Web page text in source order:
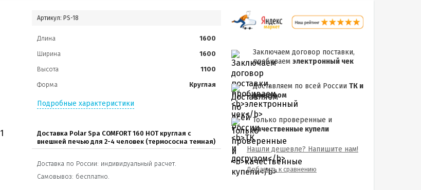
Артикул: PS-18
Длина
1600
Ширина
1600
Высота
1100
Форма
Круглая
Подробные характеристики
Доставка Polar Spa COMFORT 160 HOT круглая с
внешней печью для 2-4 человек (термососна темная)
Доставка по России: индивидуальный расчет.
Самовывоз: бесплатно.
Заключаем договор поставки,
пробиваем электронный чек
Доставляем по всей России ТК и
догрузом
Только проверенные и
качественные купели
Нашли дешевле? Напишите нам!
Добавить к сравнению